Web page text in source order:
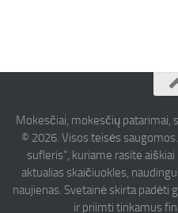
Mokesčiai, mokesčių patarimai,
© 2026. Visos teisės
sufleris“, kuriame rasite
aktualias skaičiuokles,
naujienas. Svetainė skirta
ir priimti tinkamus